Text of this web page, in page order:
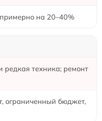
на 20–40%
редкая техника; ремонт
ограниченный бюджет,